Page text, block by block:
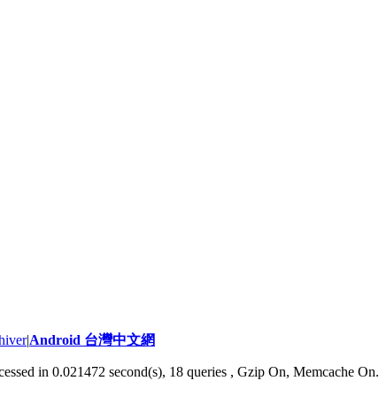
|Android 台灣中文網
in 0.021472 second(s), 18 queries , Gzip On, Memcache On.